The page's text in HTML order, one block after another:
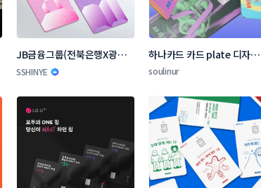
JB금융그룹(전북은행X광주은
행) 카드 디자인 콘테스트
SSHINYE
하나카드 카드 plate 디자인
콘테스트
soulinur